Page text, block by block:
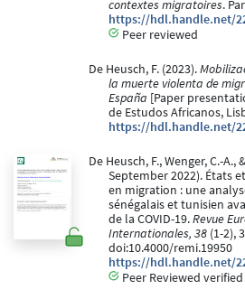
contextes migratoires.
https://hdl.handle.net/
Peer reviewed
De Heusch, F. (2023).
la muerte violenta de
España [Paper
de Estudos Africanos,
https://hdl.handle.net/
De Heusch, F., Wenger, C.-A.,
September 2022). États
en migration : une
sénégalais et tunisien
de la COVID-19.Revue
Internationales, 38 (1-2),
doi:10.4000/remi.19950
https://hdl.handle.net/
Peer Reviewed verified